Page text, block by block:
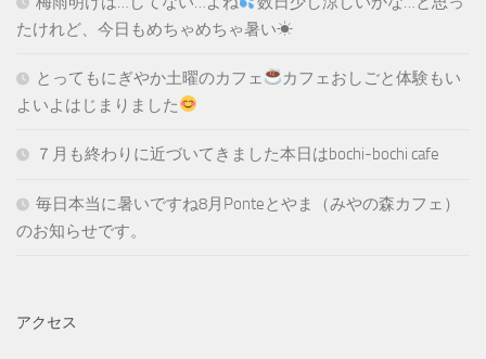
たけれど、今日もめちゃめちゃ暑い☀
とってもにぎやか土曜のカフェ
カフェおしごと体験もい
よいよはじまりました
７月も終わりに近づいてきました本日はbochi-bochi cafe
毎日本当に暑いですね8月Ponteとやま（みやの森カフェ）
のお知らせです。
アクセス